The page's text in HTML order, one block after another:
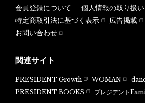
会員登録について
個人情報の取り扱い
特定商取引法に基づく表示
広告掲載
お問い合わせ
関連サイト
PRESIDENT Growth WOMAN
PRESIDENT BOOKS
プレジデント